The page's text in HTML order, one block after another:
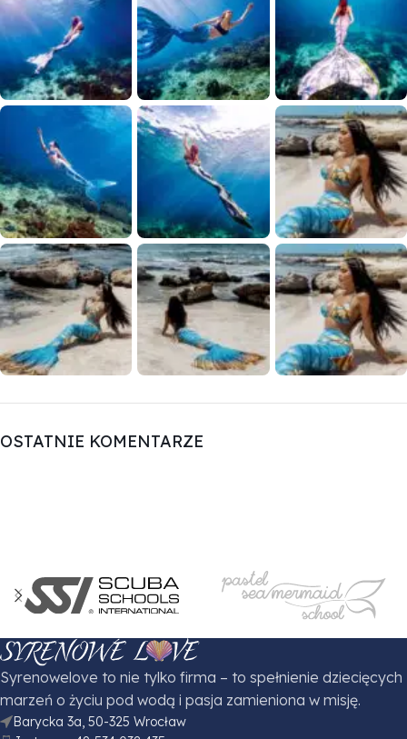
OSTATNIE KOMENTARZE
Syrenowelove to nie tylko firma – to spełnienie dziecięcych
marzeń o życiu pod wodą i pasja zamieniona w misję.
Barycka 3a, 50-325 Wrocław